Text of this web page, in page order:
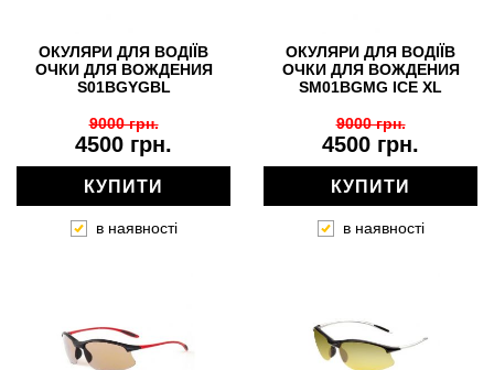
ОКУЛЯРИ ДЛЯ ВОДІЇВ
ОЧКИ ДЛЯ ВОЖДЕНИЯ
S01BGYGBL
4500 грн.
9000 грн.
КУПИТИ
в наявності
ОКУЛЯРИ ДЛЯ ВОДІЇВ
ОЧКИ ДЛЯ ВОЖДЕНИЯ
SM01BGMG ICE XL
4500 грн.
9000 грн.
КУПИТИ
в наявності